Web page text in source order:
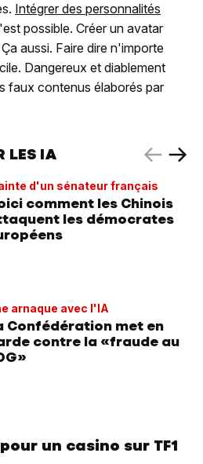
Intégrer des personnalités
possible. Créer un avatar
aussi. Faire dire n'importe
Dangereux et diablement
faux contenus élaborés par
LES IA
d'un sénateur français
comment les Chinois
les démocrates
arnaque avec l'IA
Confédération met en
contre la «fraude au
un casino sur TF1